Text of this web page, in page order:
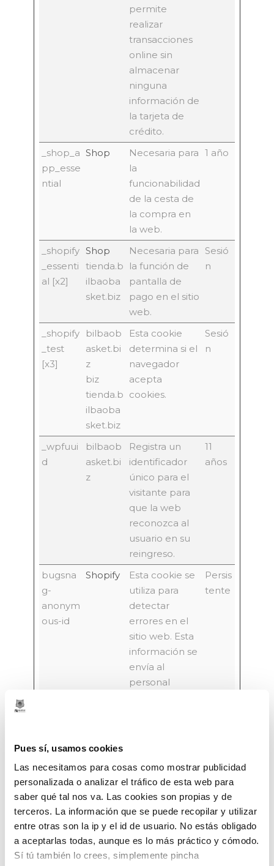
Pues sí, usamos cookies
Las necesitamos para cosas como mostrar publicidad
personalizada o analizar el tráfico de esta web para
saber qué tal nos va. Las cookies son propias y de
terceros. La información que se puede recopilar y utilizar
entre otras son la ip y el id de usuario. No estás obligado
a aceptarlas todas, aunque es lo más práctico y cómodo.
Sí tú también lo crees, simplemente pincha
permite
realizar
transacciones
online sin
almacenar
ninguna
información de
la tarjeta de
crédito.
_shop_a
pp_esse
ntial
Shop
Necesaria para
la
funcionabilidad
de la cesta de
la compra en
la web.
1 año
_shopify
_essenti
al [x2]
Shop
tienda.b
ilbaoba
sket.biz
Necesaria para
la función de
pantalla de
pago en el sitio
web.
Sesió
n
_shopify
_test
[x3]
bilbaob
asket.bi
z
biz
tienda.b
ilbaoba
sket.biz
Esta cookie
determina si el
navegador
acepta
cookies.
Sesió
n
_wpfuui
d
bilbaob
asket.bi
z
Registra un
identificador
único para el
visitante para
que la web
reconozca al
usuario en su
reingreso.
11
años
bugsna
g-
anonym
ous-id
Shopify
Esta cookie se
utiliza para
detectar
errores en el
sitio web. Esta
información se
envía al
personal
del sitio web.
Persis
tente
cart_cur
rency
tienda.b
ilbaoba
sket.biz
La cookie es
necesaria para
una
desconexión y
función de
14
días